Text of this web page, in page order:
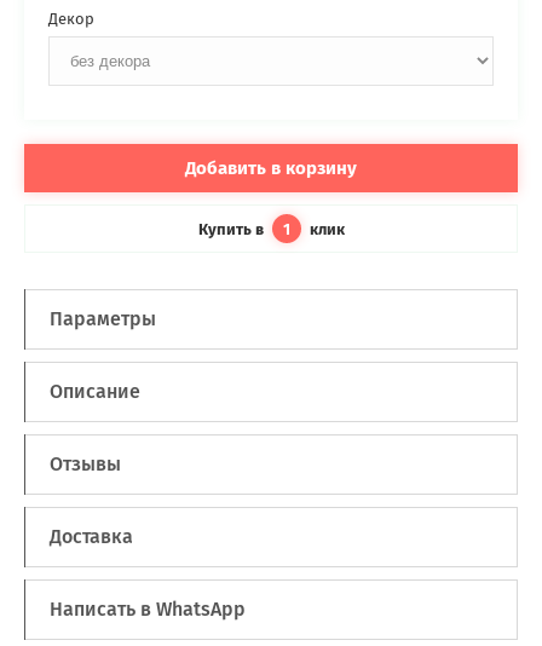
Декор
Добавить в корзину
Купить в 1 клик
Параметры
Описание
Отзывы
Доставка
Написать в WhatsApp